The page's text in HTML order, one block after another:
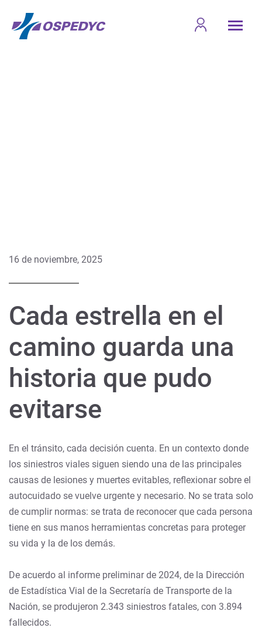
16 de noviembre, 2025
Cada estrella en el
camino guarda una
historia que pudo
evitarse
En el tránsito, cada decisión cuenta. En un contexto donde
los siniestros viales siguen siendo una de las principales
causas de lesiones y muertes evitables, reflexionar sobre el
autocuidado se vuelve urgente y necesario. No se trata solo
de cumplir normas: se trata de reconocer que cada persona
tiene en sus manos herramientas concretas para proteger
su vida y la de los demás.
De acuerdo al informe preliminar de 2024, de la Dirección
de Estadística Vial de la Secretaría de Transporte de la
Nación, se produjeron 2.343 siniestros fatales, con 3.894
fallecidos.